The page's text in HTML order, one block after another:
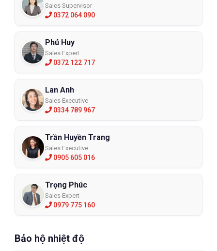
Sales Supervisor
0372 064 090
Phú Huy
Sales Expert
0372 122 717
Lan Anh
Sales Executive
0334 789 967
Trần Huyền Trang
Sales Executive
0905 605 016
Trọng Phúc
Sales Expert
0979 775 160
Bảo hộ nhiệt độ